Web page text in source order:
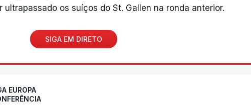
os suíços do St. Gallen na ronda anterior.
SIGA EM DIRETO
EUROPA